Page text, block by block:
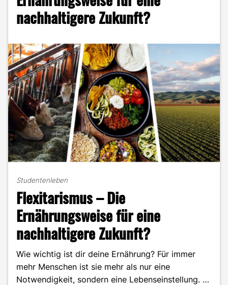
nachhaltigere Zukunft?
Studentenleben
Flexitarismus – Die
Ernährungsweise für eine
nachhaltigere Zukunft?
Wie wichtig ist dir deine Ernährung? Für immer
mehr Menschen ist sie mehr als nur eine
Notwendigkeit, sondern eine Lebenseinstellung. …